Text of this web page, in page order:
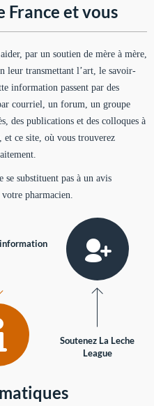
France et vous
par un soutien de mère à mère,
leur transmettant l’art, le savoir-
information passent par des
courriel, un forum, un groupe
des publications et des colloques à
et ce site, où vous trouverez
substituent pas à un avis
pharmacien.
Soutenez La Leche
League